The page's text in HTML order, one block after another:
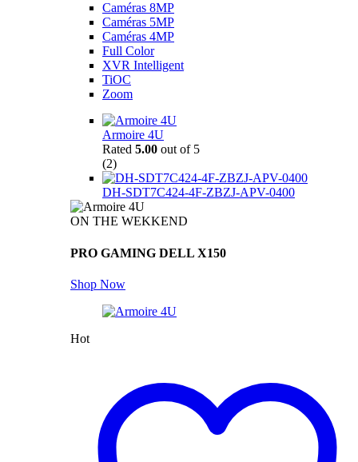
Caméras 8MP
Caméras 5MP
Caméras 4MP
Full Color
XVR Intelligent
TiOC
Zoom
Armoire 4U
Rated 5.00 out of 5
(2)
DH-SDT7C424-4F-ZBZJ-APV-0400
ON THE WEKKEND
PRO GAMING DELL X150
Shop Now
Hot